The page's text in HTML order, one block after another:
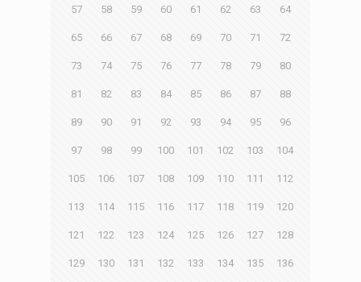
57 58 59 60 61 62 63 64
65 66 67 68 69 70 71 72
73 74 75 76 77 78 79 80
81 82 83 84 85 86 87 88
89 90 91 92 93 94 95 96
97 98 99 100 101 102 103 104
105 106 107 108 109 110 111 112
113 114 115 116 117 118 119 120
121 122 123 124 125 126 127 128
129 130 131 132 133 134 135 136